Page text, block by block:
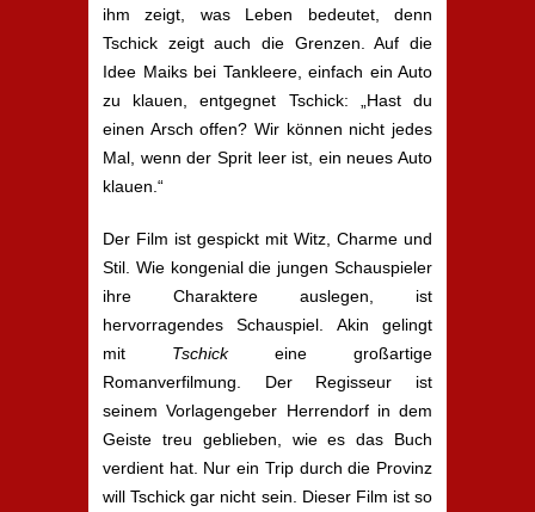
ihm zeigt, was Leben bedeutet, denn
Tschick zeigt auch die Grenzen. Auf die
Idee Maiks bei Tankleere, einfach ein Auto
zu klauen, entgegnet Tschick: „Hast du
einen Arsch offen? Wir können nicht jedes
Mal, wenn der Sprit leer ist, ein neues Auto
klauen.“
Der Film ist gespickt mit Witz, Charme und
Stil. Wie kongenial die jungen Schauspieler
ihre Charaktere auslegen, ist
hervorragendes Schauspiel. Akin gelingt
mit Tschickeine großartige
Romanverfilmung. Der Regisseur ist
seinem Vorlagengeber Herrendorf in dem
Geiste treu geblieben, wie es das Buch
verdient hat. Nur ein Trip durch die Provinz
will Tschick gar nicht sein. Dieser Film ist so